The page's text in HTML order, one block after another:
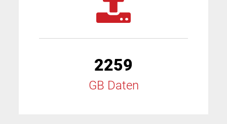
2259
GB Daten